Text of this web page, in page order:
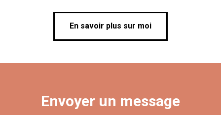
En savoir plus sur moi
Envoyer un message